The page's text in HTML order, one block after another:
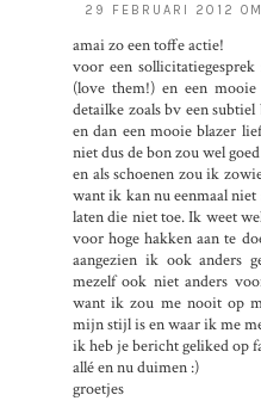
29 FEBRUARI 2012
amai zo een toffe actie!
voor een
(love them!) en een
detailke zoals bv een
en dan een mooie blazer
niet dus de bon zou wel
en als schoenen zou ik
want ik kan nu eenmaal
laten die niet toe. Ik weet
voor hoge hakken aan te
aangezien ik ook anders
mezelf ook niet anders
want ik zou me nooit op
mijn stijl is en waar ik me
ik heb je bericht geliked op
allé en nu duimen :)
groetjes